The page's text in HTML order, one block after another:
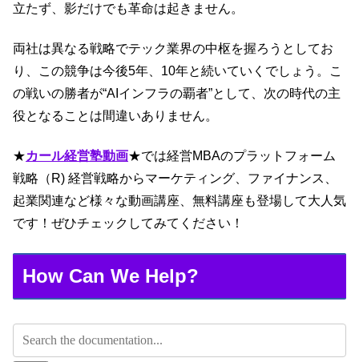
立たず、影だけでも革命は起きません。
両社は異なる戦略でテック業界の中枢を握ろうとしてお
り、この競争は今後5年、10年と続いていくでしょう。こ
の戦いの勝者が“AIインフラの覇者”として、次の時代の主
役となることは間違いありません。
★カール経営塾動画★では経営MBAのプラットフォーム
戦略（R) 経営戦略からマーケティング、ファイナンス、
起業関連など様々な動画講座、無料講座も登場して大人気
です！ぜひチェックしてみてください！
How Can We Help?